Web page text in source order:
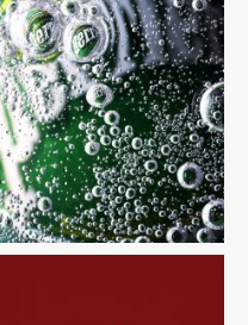
perrier